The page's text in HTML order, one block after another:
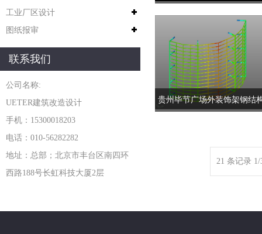
工业厂区设计
图纸报审
联系我们
公司名称:
UETER建筑改造设计
手机：15300018203
电话：010-56282282
地址：总部；北京市丰台区南四环
西路188号长虹科技大厦2层
贵州毕节广场外装饰架钢结
21 条记录 1/